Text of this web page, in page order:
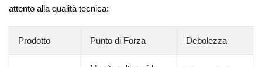
attento alla qualità tecnica:
Prodotto Punto di Forza Debolezza